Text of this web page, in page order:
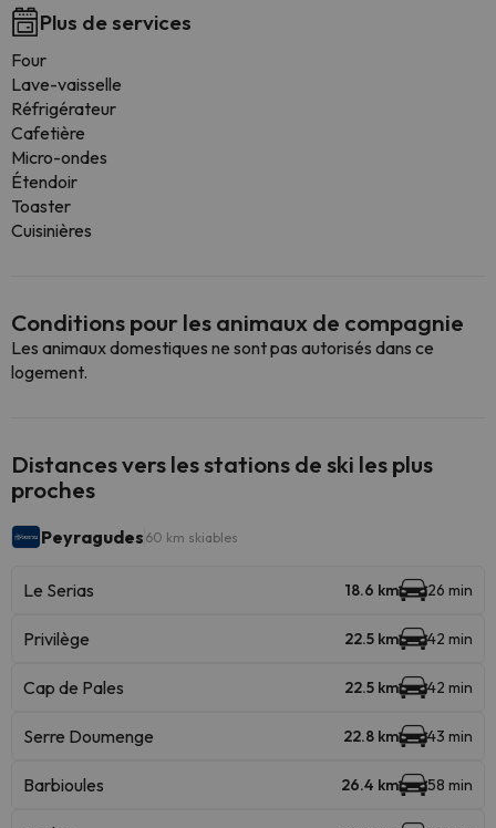
Plus de services
Four
Lave-vaisselle
Réfrigérateur
Cafetière
Micro-ondes
Étendoir
Toaster
Cuisinières
Conditions pour les animaux de compagnie
Les animaux domestiques ne sont pas autorisés dans ce
logement.
Distances vers les stations de ski les plus
proches
Peyragudes 60 km skiables
Le Serias 18.6 km 26 min
Privilège 22.5 km 42 min
Cap de Pales 22.5 km 42 min
Serre Doumenge 22.8 km 43 min
Barbioules 26.4 km 58 min